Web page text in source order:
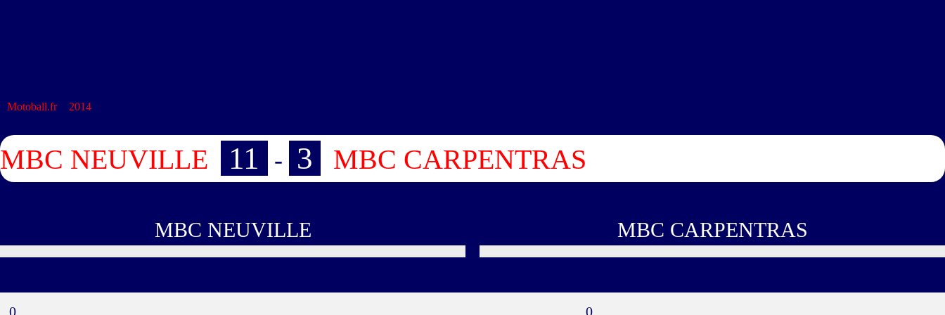
Motoball.fr> 2014
MBC NEUVILLE 11 - 3 MBC CARPENTRAS
MBC NEUVILLE MBC CARPENTRAS
0
0